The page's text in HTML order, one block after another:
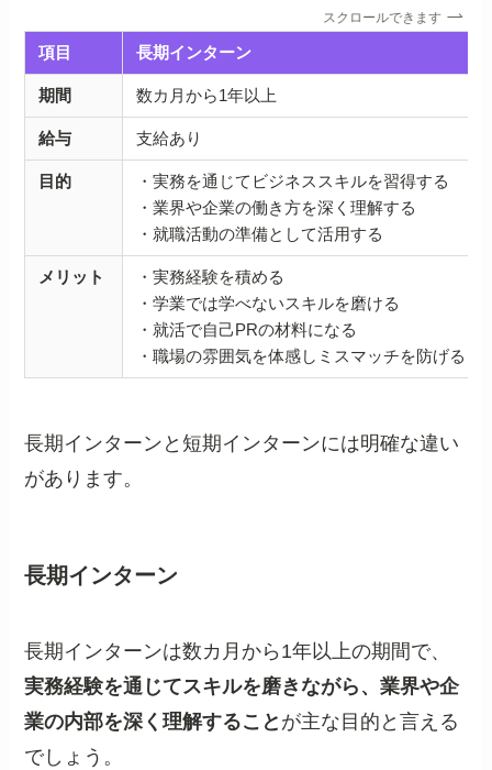
スクロールできます
項目 長期インターン
期間 数カ月から1年以上
給与 支給あり
目的
・実務を通じてビジネススキルを習得する
・業界や企業の働き方を深く理解する
・就職活動の準備として活用する
メリット
・実務経験を積める
・学業では学べないスキルを磨ける
・就活で自己PRの材料になる
・職場の雰囲気を体感しミスマッチを防げる
長期インターンと短期インターンには明確な違い
があります。
長期インターン
長期インターンは数カ月から1年以上の期間で、
実務経験を通じてスキルを磨きながら、業界や企
業の内部を深く理解すること が主な目的と言える
でしょう。